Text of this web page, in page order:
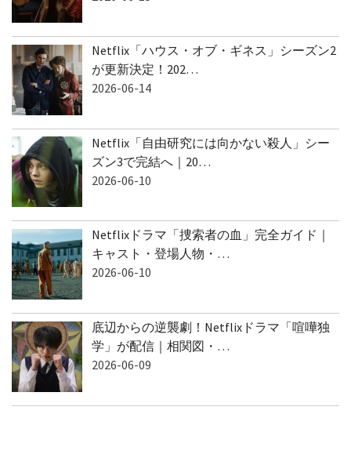
Netflix「ハウス・オブ・ギネス」シーズン2
が更新決定！202…
2026-06-14
Netflix「自由研究には向かない殺人」シー
ズン3で完結へ｜20…
2026-06-10
Netflixドラマ「捜索者の血」完全ガイド｜
キャスト・登場人物・…
2026-06-10
底辺からの逆襲劇！Netflixドラマ「喧嘩独
学」が配信｜相関図・…
2026-06-09